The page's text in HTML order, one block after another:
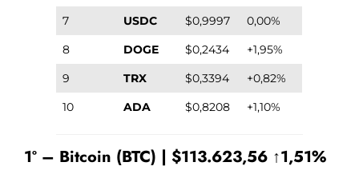
7
USDC $0,9997
0,00%
8
DOGE $0,2434
+1,95%
9
TRX $0,3394
+0,82%
10
ADA $0,8208 +1,10%
1º – Bitcoin (BTC) | $113.623,56 ↑1,51%